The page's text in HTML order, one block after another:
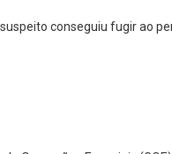
conseguiu fugir ao